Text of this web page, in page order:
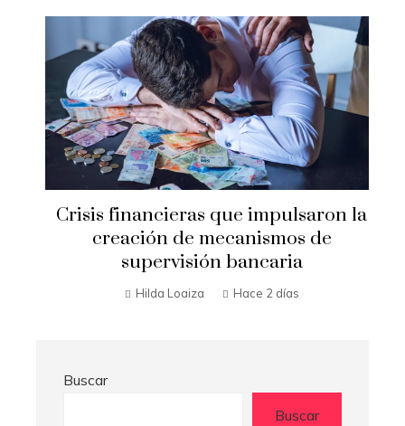
Crisis financieras que impulsaron la
creación de mecanismos de
supervisión bancaria
Hilda Loaiza Hace 2 días
Buscar
Buscar